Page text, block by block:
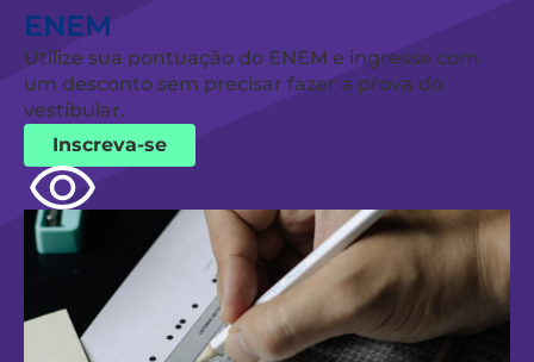
ENEM
Utilize sua pontuação do ENEM e ingresse com
um desconto sem precisar fazer a prova do
vestibular.
Inscreva-se